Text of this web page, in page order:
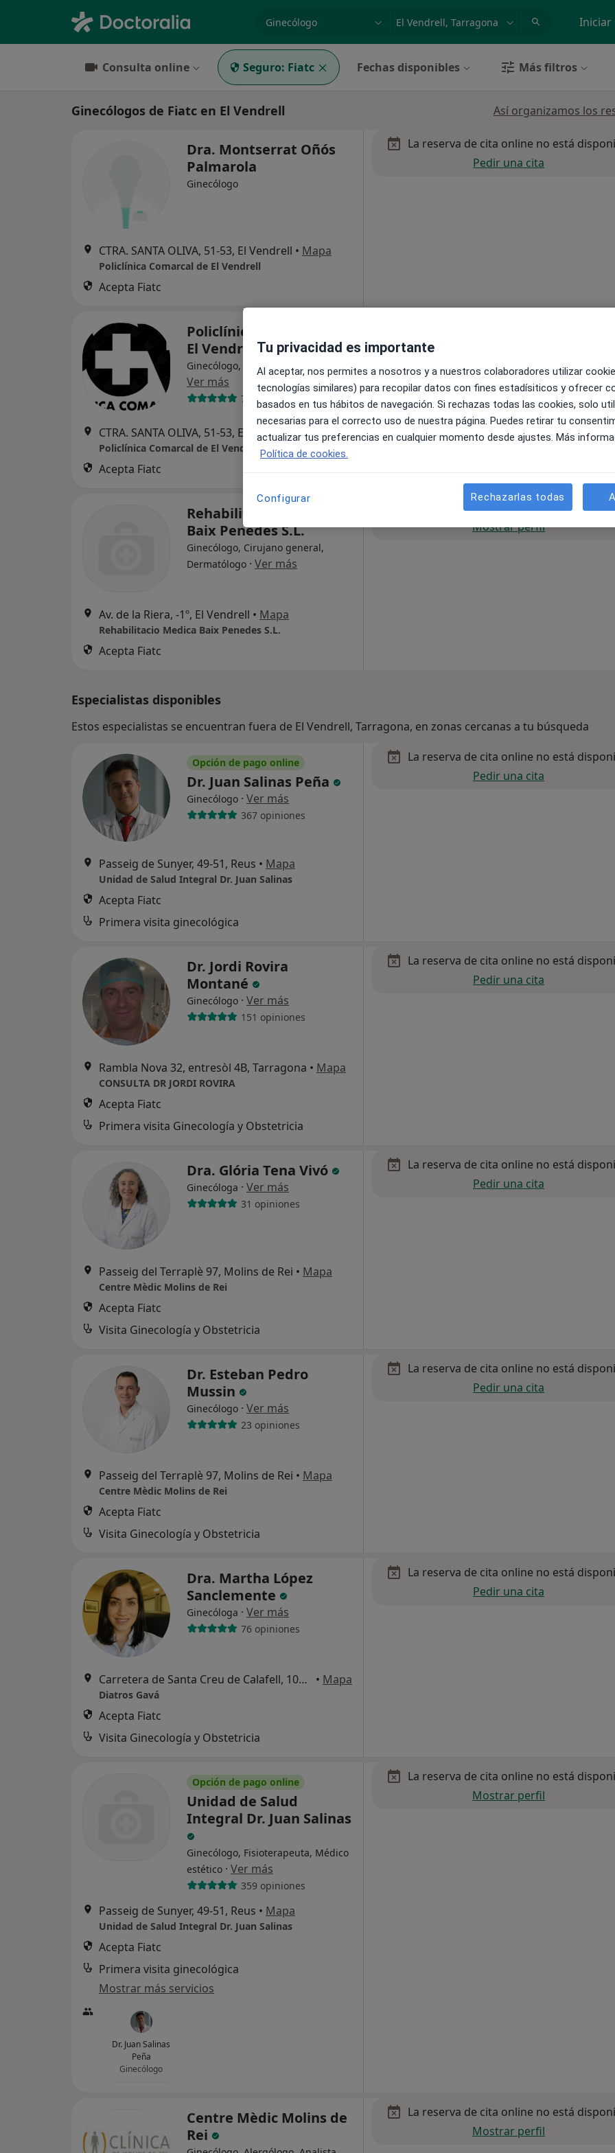
especialidad, enfermedad o nombre Iniciar
Consulta online Seguro: Fiatc Fechas disponibles Más filtros
Ginecólogos de Fiatc en El Vendrell Así organizamos los
Dra. Montserrat Oñós
Palmarola
Ginecólogo
CTRA. SANTA OLIVA, 51-53, El Vendrell • Mapa
Policlínica Comarcal de El Vendrell
Acepta Fiatc
La reserva de cita online no está
Pedir una cita
Policlínica Comarcal de
El Vendrell
Ginecólogo, Acupuntor, Alergólogo
·
Ver más
78 opiniones
CTRA. SANTA OLIVA, 51-53, El Vendrell • Mapa
Policlínica Comarcal de El Vendrell
Acepta Fiatc
Rehabilitacio Medica
Baix Penedes S.L.
Ginecólogo, Cirujano general,
Dermatólogo · Ver más
Av. de la Riera, -1º, El Vendrell • Mapa
Rehabilitacio Medica Baix Penedes S.L.
Acepta Fiatc
La reserva de cita online no está
Mostrar perfil
Especialistas disponibles
Estos especialistas se encuentran fuera de El Vendrell, Tarragona, en zonas cercanas a tu búsqueda
Opción de pago online
Dr. Juan Salinas Peña
Ginecólogo · Ver más
367 opiniones
Passeig de Sunyer, 49-51, Reus • Mapa
Unidad de Salud Integral Dr. Juan Salinas
Acepta Fiatc
Primera visita ginecológica
La reserva de cita online no está
Pedir una cita
Dr. Jordi Rovira
Montané
Ginecólogo · Ver más
151 opiniones
Rambla Nova 32, entresòl 4B, Tarragona • Mapa
CONSULTA DR JORDI ROVIRA
Acepta Fiatc
Primera visita Ginecología y Obstetricia
La reserva de cita online no está
Pedir una cita
Dra. Glória Tena Vivó
Ginecóloga · Ver más
31 opiniones
Passeig del Terraplè 97, Molins de Rei • Mapa
Centre Mèdic Molins de Rei
Acepta Fiatc
Visita Ginecología y Obstetricia
La reserva de cita online no está
Pedir una cita
Dr. Esteban Pedro
Mussin
Ginecólogo · Ver más
23 opiniones
Passeig del Terraplè 97, Molins de Rei • Mapa
Centre Mèdic Molins de Rei
Acepta Fiatc
Visita Ginecología y Obstetricia
La reserva de cita online no está
Pedir una cita
Dra. Martha López
Sanclemente
Ginecóloga · Ver más
76 opiniones
Carretera de Santa Creu de Calafell, 100, Gavà • Mapa
Diatros Gavá
Acepta Fiatc
Visita Ginecología y Obstetricia
La reserva de cita online no está
Pedir una cita
Opción de pago online
Unidad de Salud
Integral Dr. Juan Salinas
Ginecólogo, Fisioterapeuta, Médico
estético · Ver más
359 opiniones
Passeig de Sunyer, 49-51, Reus • Mapa
Unidad de Salud Integral Dr. Juan Salinas
Acepta Fiatc
Primera visita ginecológica
Mostrar más servicios
Dr. Juan Salinas
Peña
Ginecólogo
La reserva de cita online no está
Mostrar perfil
Centre Mèdic Molins de
Rei
La reserva de cita online no está
Mostrar perfil
Tu privacidad es importante
Al aceptar, nos permites a nosotros y a nuestros colaboradores utilizar
tecnologías similares) para recopilar datos con fines estadísiticos y ofrecer
basados en tus hábitos de navegación. Si rechazas todas las cookies, solo
necesarias para el correcto uso de nuestra página. Puedes retirar tu
actualizar tus preferencias en cualquier momento desde ajustes. Más
Política de cookies.
Configurar Rechazarlas todas